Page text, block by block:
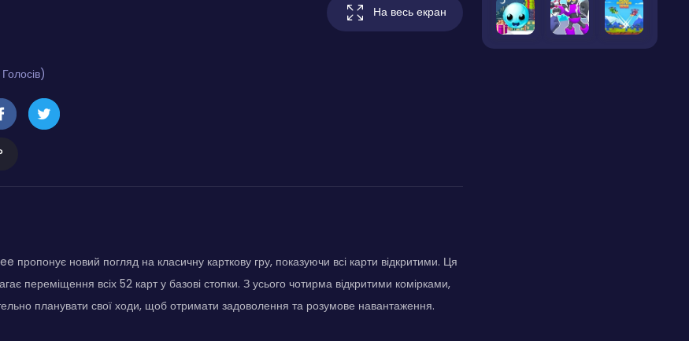
На весь екран
пропонує новий погляд на класичну карткову гру, показуючи всі карти відкритими. Ця
переміщення всіх 52 карт у базові стопки. З усього чотирма відкритими комірками,
планувати свої ходи, щоб отримати задоволення та розумове навантаження.